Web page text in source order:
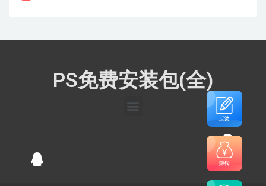
PS免费安装包(全)